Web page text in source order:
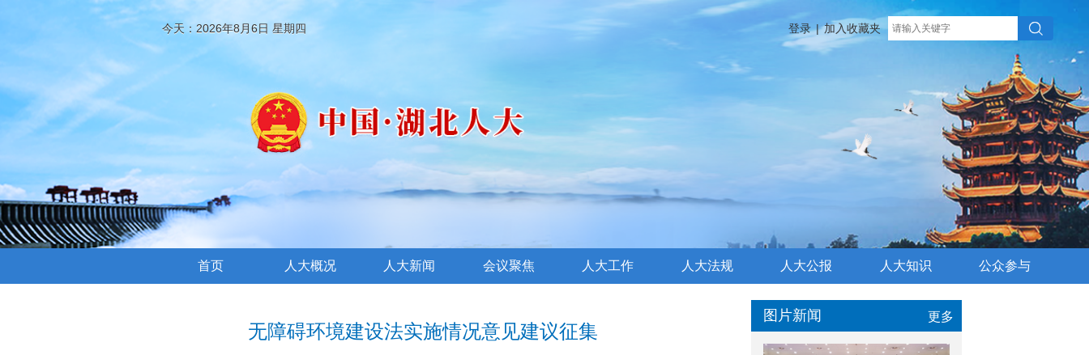
今天：2026年8月6日 星期四 登录 | 加入收藏夹
首页 人大概况 人大新闻 会议聚焦 人大工作 人大法规 人大公报 人大知识 公众参与
无障碍环境建设法实施情况意见建议征集
图片新闻 更多